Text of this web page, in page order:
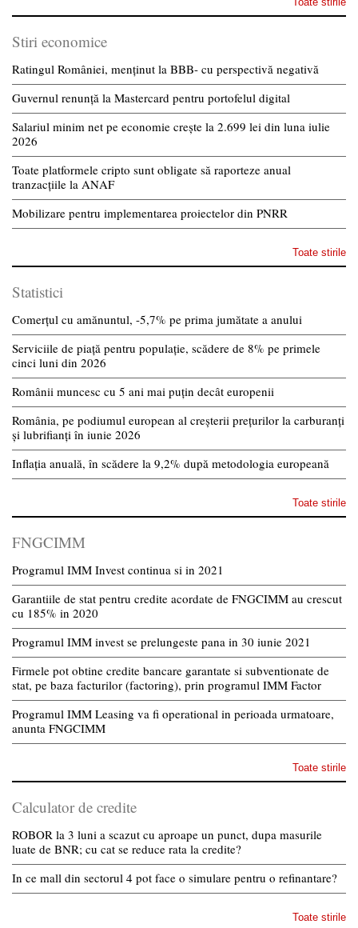
Stiri economice
Ratingul României, menținut la BBB- cu perspectivă negativă
Guvernul renunță la Mastercard pentru portofelul digital
Salariul minim net pe economie crește la 2.699 lei din luna iulie
2026
Toate platformele cripto sunt obligate să raporteze anual
tranzacțiile la ANAF
Mobilizare pentru implementarea proiectelor din PNRR
Toate stirile
Statistici
Comerțul cu amănuntul, -5,7% pe prima jumătate a anului
Serviciile de piață pentru populație, scădere de 8% pe primele
cinci luni din 2026
Românii muncesc cu 5 ani mai puțin decât europenii
România, pe podiumul european al creșterii prețurilor la carburanți
și lubrifianți în iunie 2026
Inflația anuală, în scădere la 9,2% după metodologia europeană
Toate stirile
FNGCIMM
Programul IMM Invest continua si in 2021
Garantiile de stat pentru credite acordate de FNGCIMM au crescut
cu 185% in 2020
Programul IMM invest se prelungeste pana in 30 iunie 2021
Firmele pot obtine credite bancare garantate si subventionate de
stat, pe baza facturilor (factoring), prin programul IMM Factor
Programul IMM Leasing va fi operational in perioada urmatoare,
anunta FNGCIMM
Toate stirile
Calculator de credite
ROBOR la 3 luni a scazut cu aproape un punct, dupa masurile
luate de BNR; cu cat se reduce rata la credite?
In ce mall din sectorul 4 pot face o simulare pentru o refinantare?
Toate stirile